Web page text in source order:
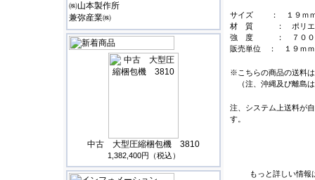
㈱山本製作所
兼弥産業㈱
中古 大型圧縮梱包機 3810
1,382,400円（税込）
サイズ ： １９ｍｍ
材 質 ： ポリ
強 度 ： ７００
販売単位 ： １９ｍｍ
※こちらの商品の送料
（注、沖縄及び離島
注、システム上送料が
す。
もっと詳しい情報